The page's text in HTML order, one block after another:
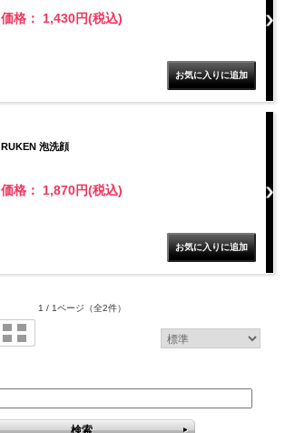
価格： 1,430円(税込)
RUKEN 泡洗顔
価格： 1,870円(税込)
1 / 1ページ （全2件）